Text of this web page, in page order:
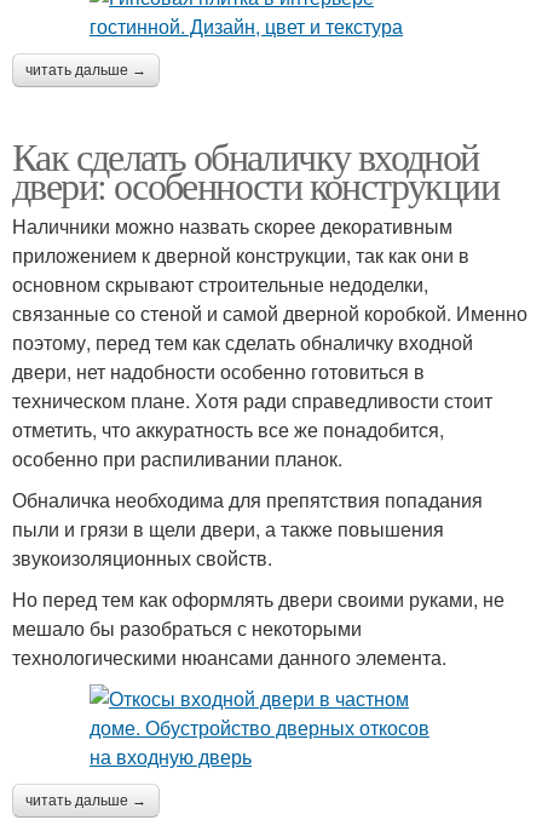
читать дальше →
Как сделать обналичку входной
двери: особенности конструкции
Наличники можно назвать скорее декоративным
приложением к дверной конструкции, так как они в
основном скрывают строительные недоделки,
связанные со стеной и самой дверной коробкой. Именно
поэтому, перед тем как сделать обналичку входной
двери, нет надобности особенно готовиться в
техническом плане. Хотя ради справедливости стоит
отметить, что аккуратность все же понадобится,
особенно при распиливании планок.
Обналичка необходима для препятствия попадания
пыли и грязи в щели двери, а также повышения
звукоизоляционных свойств.
Но перед тем как оформлять двери своими руками, не
мешало бы разобраться с некоторыми
технологическими нюансами данного элемента.
читать дальше →